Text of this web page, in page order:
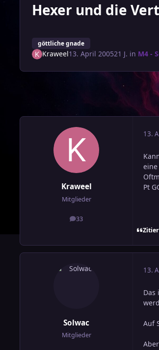
Hexer und die
göttliche gnade
Kraweel13. April 200521 J. in M4 -
Kraweel
Mitglieder
33
Beiträge
13.
Pt
Solwac
Mitglieder
13.
Das
Auf